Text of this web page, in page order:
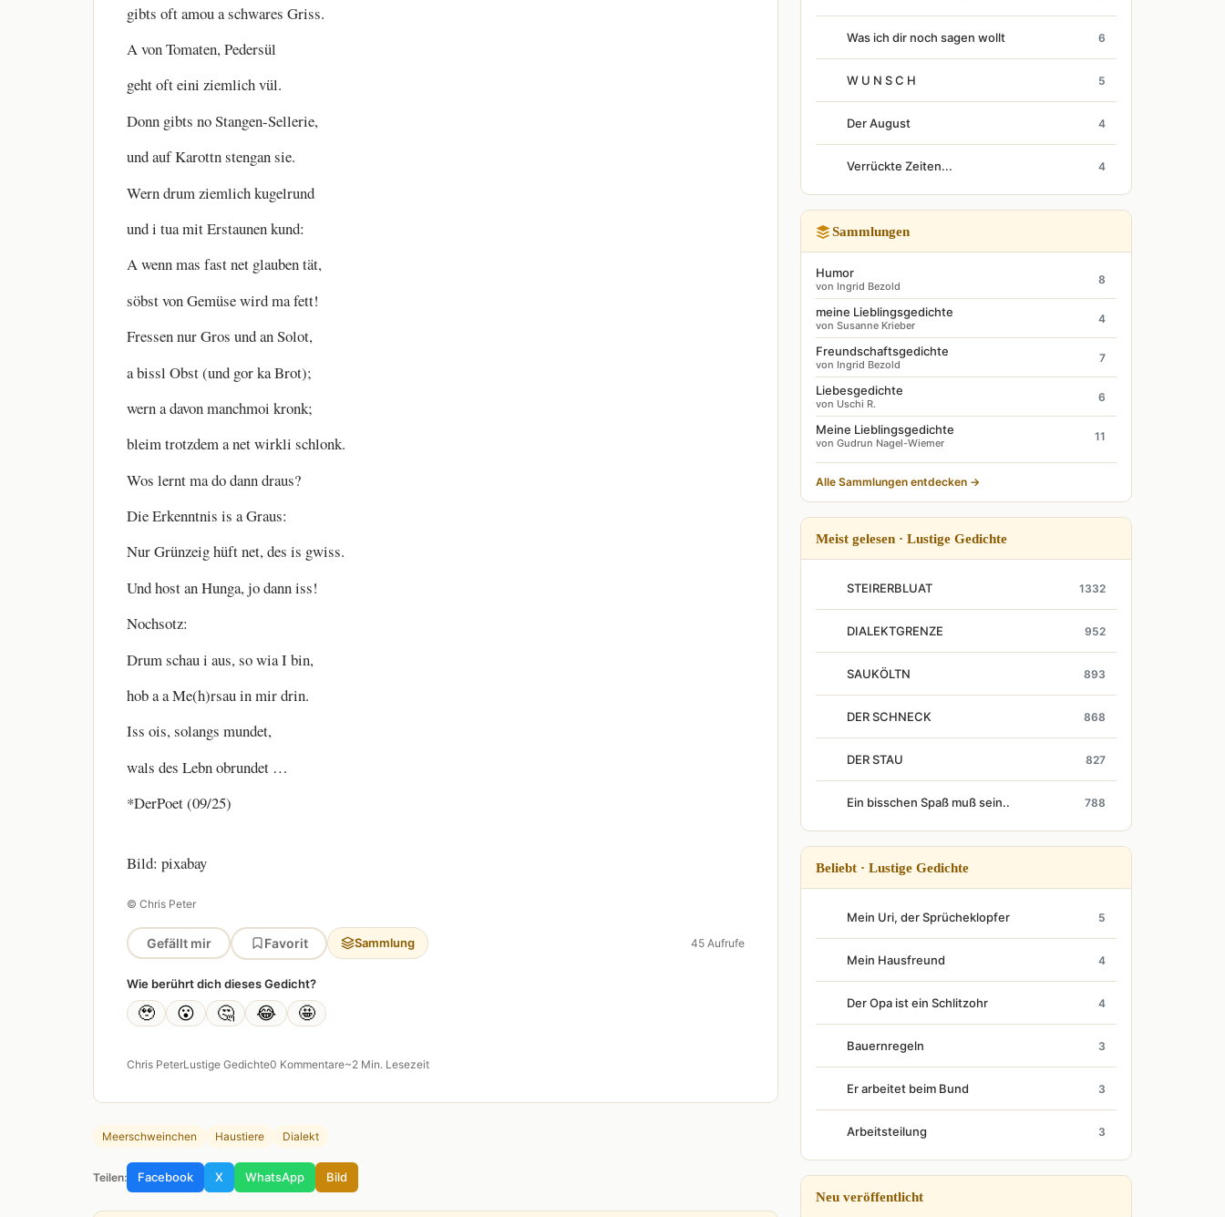
gibts oft amou a schwares Griss.
A von Tomaten, Pedersül
geht oft eini ziemlich vül.
Donn gibts no Stangen-Sellerie,
und auf Karottn stengan sie.
Wern drum ziemlich kugelrund
und i tua mit Erstaunen kund:
A wenn mas fast net glauben tät,
söbst von Gemüse wird ma fett!
Fressen nur Gros und an Solot,
a bissl Obst (und gor ka Brot);
wern a davon manchmoi kronk;
bleim trotzdem a net wirkli schlonk.
Wos lernt ma do dann draus?
Die Erkenntnis is a Graus:
Nur Grünzeig hüft net, des is gwiss.
Und host an Hunga, jo dann iss!
Nochsotz:
Drum schau i aus, so wia I bin,
hob a a Me(h)rsau in mir drin.
Iss ois, solangs mundet,
wals des Lebn obrundet …
*DerPoet (09/25)
Bild: pixabay
© Chris Peter
Gefällt mir Favorit Sammlung 45 Aufrufe
Wie berührt dich dieses Gedicht?
🥹 😮 🤔 😂 🤩
Chris PeterLustige Gedichte0 Kommentare~2 Min. Lesezeit
Meerschweinchen Haustiere Dialekt
Teilen: Facebook X WhatsApp Bild
Was ich dir noch sagen wollt 6
W U N S C H 5
Der August 4
Verrückte Zeiten... 4
Sammlungen
Humor
von Ingrid Bezold
8
meine Lieblingsgedichte
von Susanne Krieber
4
Freundschaftsgedichte
von Ingrid Bezold
7
Liebesgedichte
von Uschi R.
6
Meine Lieblingsgedichte
von Gudrun Nagel-Wiemer
11
Alle Sammlungen entdecken →
Meist gelesen · Lustige Gedichte
STEIRERBLUAT 1332
DIALEKTGRENZE 952
SAUKÖLTN 893
DER SCHNECK 868
DER STAU 827
Ein bisschen Spaß muß sein.. 788
Beliebt · Lustige Gedichte
Mein Uri, der Sprücheklopfer 5
Mein Hausfreund 4
Der Opa ist ein Schlitzohr 4
Bauernregeln 3
Er arbeitet beim Bund 3
Arbeitsteilung 3
Neu veröffentlicht